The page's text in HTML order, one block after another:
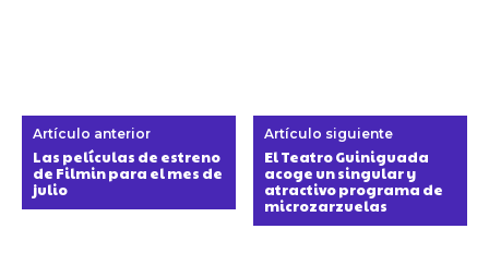
Artículo anterior
Las películas de estreno
de Filmin para el mes de
julio
Artículo siguiente
El Teatro Guiniguada
acoge un singular y
atractivo programa de
microzarzuelas